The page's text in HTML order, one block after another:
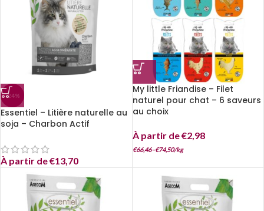
-24%
Essentiel – Litière naturelle au
soja – Charbon Actif
À partir de€13,70
My little Friandise – Filet
naturel pour chat – 6 saveurs
au choix
À partir de€2,98
€66,46–€74,50/kg